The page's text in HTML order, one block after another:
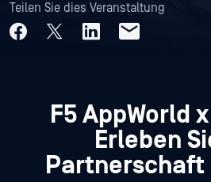
Teilen Sie dies Veranstaltung
F5 AppWorld x
Erleben
Partnerschaft